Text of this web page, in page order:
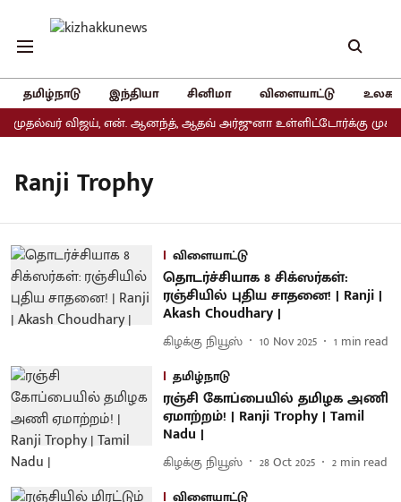
தமிழ்நாடு இந்தியா சினிமா விளையாட்டு
முதல்வர் விஜய், என். ஆனந்த், ஆதவ் அர்ஜுனா உள்ளிட்டோர்க்கு
Ranji Trophy
விளையாட்டு
தொடர்ச்சியாக 8 சிக்ஸர்கள்:
ரஞ்சியில் புதிய சாதனை! | Ranji |
Akash Choudhary |
கிழக்கு நியூஸ் 10 Nov 2025 1 min read
தமிழ்நாடு
ரஞ்சி கோப்பையில் தமிழக அணி
ஏமாற்றம்! | Ranji Trophy | Tamil
Nadu |
கிழக்கு நியூஸ் 28 Oct 2025 2 min read
விளையாட்டு